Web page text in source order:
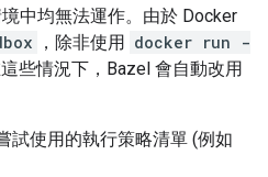
中均無法運作。由於 Docker
，除非使用 docker run -
些情況下，Bazel 會自動改用
試使用的執行策略清單 (例如